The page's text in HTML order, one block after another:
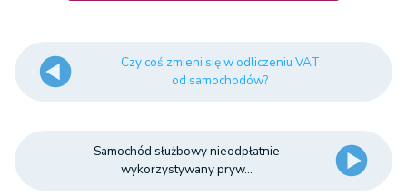
Czy coś zmieni się w odliczeniu VAT
od samochodów?
Samochód służbowy nieodpłatnie
wykorzystywany pryw...